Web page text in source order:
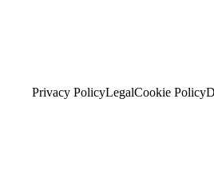
Privacy PolicyLegalCookie Policy